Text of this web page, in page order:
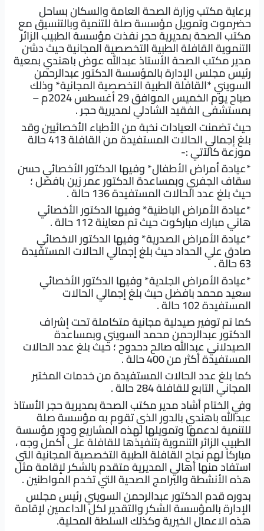
برعاية مكتب وزارة الصحة العامة والسكان بساحل
حضرموت وتمويل مؤسسة صلة للتنمية وبالتنسيق مع
مكتب الصحة بمديرية حجر نفذت مؤسسة الطبيب الزائر
التنموية القافلة الطبية التخصصية المجانية حيث دشن
مدير مكتب الصحة الأستاذ عبدالله عوض باهندي بمعية
رئيس مجلس الإدارة بالمؤسسة الدكتور عبدالرحمن
السويني *القافلة الطبية التخصصية المجانية* وذلك
صباح يوم الخميس الموافق 29 أغسطس 2024م –
بمستشفى الفقيد الشادلي لمديرية حجر .
حيث تضمنت العيادات نخبة من الأطباء الأخصائيين وقد
بلغ إجمالي الحالات المستفيدة من القافلة 413 حالة
موزعة كالآتي :-
*عيادة أمراض الأطفال* وفيها الدكتور الأخصائي حسن
سقاف الجفري وبمساعدة الدكتور عمر زين بافضل ؛
حيث بلغ عدد الحالات المستفيدة 136 حالة .
*عيادة الأمراض الباطنية* وفيها الدكتور الأخصائي
هاني مبارك مباركوت حيث تم معاينة 112 حالة .
*عيادة الأمراض الصدرية* وفيها الدكتور الاخصائي
صادق علي الحداد حيث بلغ إجمالي الحالات المستفيدة
63 حالة .
*عيادة الأمراض الجلدية* وفيها الدكتور الأخصائي
سعيد محمد بافضل حيث بلغ إجمالي الحالات
المستفيدة 102 حالة .
كما تم توفير صيدلية مجانية متكاملة تحت إشراف
الدكتور عبدالرحمن محمد السويني وبمساعدة
الصيدلاني عبدالله صالح دحدوح ؛ حيث بلغ عدد الحالات
المستفيدة أكثر من 400 حالة .
كما بلغ عدد الحالات المستفيدة من خدمات المختبر
المجاني التابع للقافلة 284 حالة .
وفي الختام أشاد مدير مكتب الصحة بمديرية حجر الأستاذ
عبدالله باهندي بالدور الذي تقوم به مؤسسة صلة
للتنمية لدعمها وتمويلها لهذه المشاريع ودور مؤسسة
الطبيب الزائر التنموية بتنفيذها للقافلة على أكمل وجه ،
مباركاً لهم نجاح القافلة الطبية التخصصية المجانية التي
استفاد منها أهالي المديرية متقدم بالشكر لإقامة مثل
هذه الأنشطة والبرامج الصحية التي تخدم المواطنين .
بدوره قدم الدكتور عبدالرحمن السويني رئيس مجلس
الإدارة بالمؤسسة الشكر والتقدير لكل الداعمين لإقامة
هذه الاعمال الخيرية وكذلك السلطة المحلية.